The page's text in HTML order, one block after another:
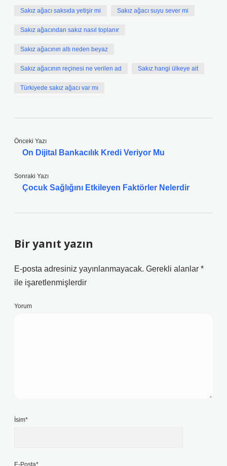
Sakız ağacı saksıda yetişir mi Sakız ağacı suyu sever mi
Sakız ağacından sakız nasıl toplanır
Sakız ağacının altı neden beyaz
Sakız ağacının reçinesi ne verilen ad Sakız hangi ülkeye ait
Türkiyede sakız ağacı var mı
Önceki Yazı
On Dijital Bankacılık Kredi Veriyor Mu
Sonraki Yazı
Çocuk Sağlığını Etkileyen Faktörler Nelerdir
Bir yanıt yazın
E-posta adresiniz yayınlanmayacak. Gerekli alanlar *
ile işaretlenmişlerdir
Yorum
İsim*
E-Posta*